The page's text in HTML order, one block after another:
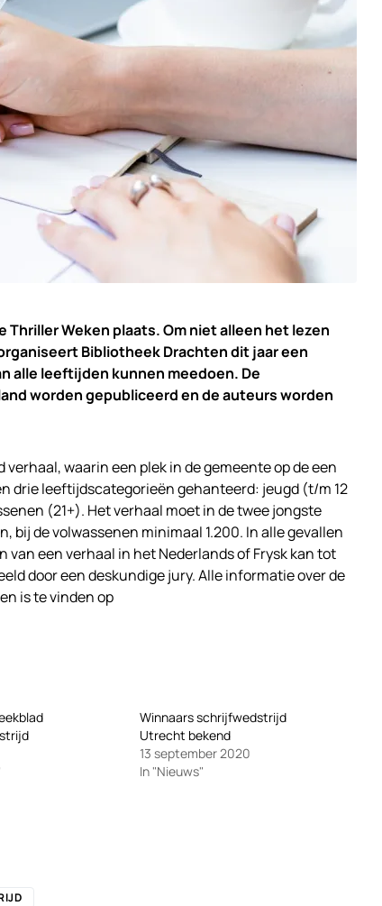
Thriller Weken plaats. Om niet alleen het lezen
Bibliotheek Drachten dit jaar een
alle leeftijden kunnen meedoen. De
worden gepubliceerd en de auteurs worden
waarin een plek in de gemeente op de een
drie leeftijdscategorieën gehanteerd: jeugd (t/m 12
(21+). Het verhaal moet in de twee jongste
de volwassenen minimaal 1.200. In alle gevallen
van een verhaal in het Nederlands of Frysk kan tot
door een deskundige jury. Alle informatie over de
is te vinden op
Winnaars schrijfwedstrijd
Utrecht bekend
13 september 2020
In "Nieuws"